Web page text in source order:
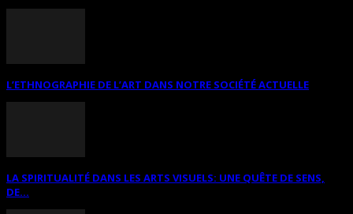
L’ETHNOGRAPHIE DE L’ART DANS NOTRE SOCIÉTÉ ACTUELLE
LA SPIRITUALITÉ DANS LES ARTS VISUELS: UNE QUÊTE DE SENS,
DE...